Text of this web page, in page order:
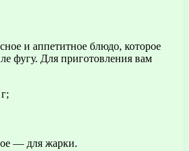
и аппетитное блюдо, которое
фугу. Для приготовления вам
— для жарки.